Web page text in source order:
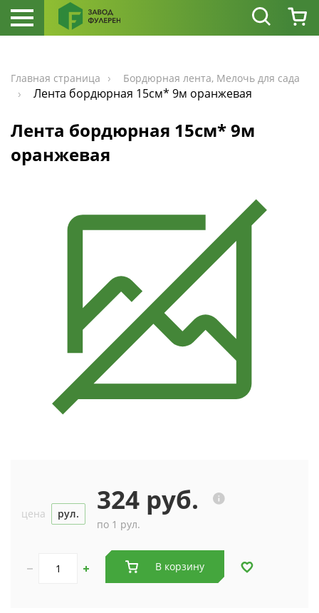
Главная страница Бордюрная лента, Мелочь для сада
Лента бордюрная 15см* 9м оранжевая
Лента бордюрная 15см* 9м
оранжевая
цена рул. 324 руб.
по 1 рул.
В корзину